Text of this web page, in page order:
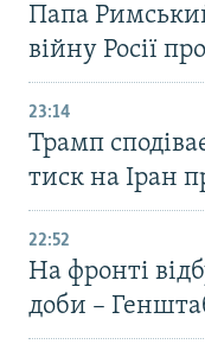
Папа
війну Росії
23:14
Трамп
тиск на Іран
22:52
На фронті
доби –